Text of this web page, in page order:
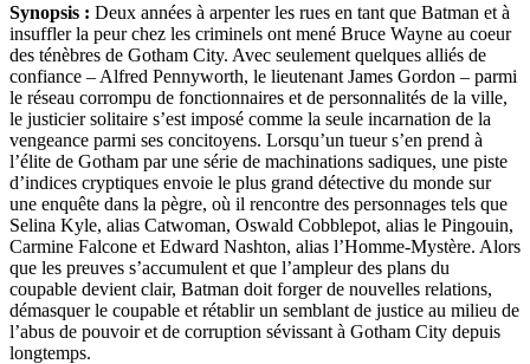
Synopsis : Deux années à arpenter les rues en tant que Batman et à
insuffler la peur chez les criminels ont mené Bruce Wayne au coeur
des ténèbres de Gotham City. Avec seulement quelques alliés de
confiance – Alfred Pennyworth, le lieutenant James Gordon – parmi
le réseau corrompu de fonctionnaires et de personnalités de la ville,
le justicier solitaire s’est imposé comme la seule incarnation de la
vengeance parmi ses concitoyens. Lorsqu’un tueur s’en prend à
l’élite de Gotham par une série de machinations sadiques, une piste
d’indices cryptiques envoie le plus grand détective du monde sur
une enquête dans la pègre, où il rencontre des personnages tels que
Selina Kyle, alias Catwoman, Oswald Cobblepot, alias le Pingouin,
Carmine Falcone et Edward Nashton, alias l’Homme-Mystère. Alors
que les preuves s’accumulent et que l’ampleur des plans du
coupable devient clair, Batman doit forger de nouvelles relations,
démasquer le coupable et rétablir un semblant de justice au milieu de
l’abus de pouvoir et de corruption sévissant à Gotham City depuis
longtemps.